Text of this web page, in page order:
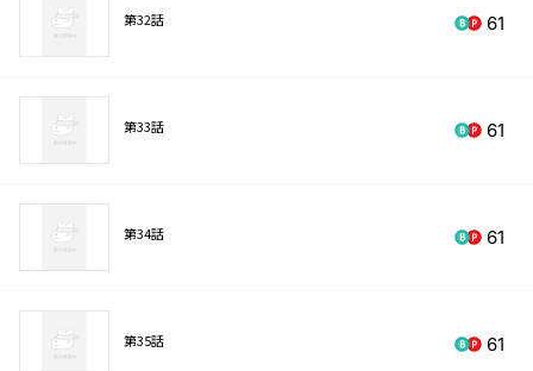
第32話 61
第33話 61
第34話 61
第35話 61